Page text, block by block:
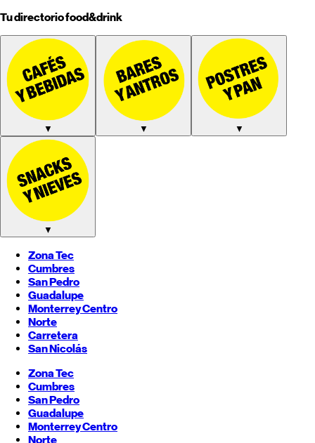
Tu directorio food&drink
▼ ▼ ▼
▼
Zona Tec
Cumbres
San Pedro
Guadalupe
MonterreyCentro
Norte
Carretera
San Nicolás
Zona Tec
Cumbres
San Pedro
Guadalupe
MonterreyCentro
Norte